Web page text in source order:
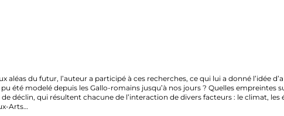
du futur, l’auteur a participé à ces recherches, ce qui lui a donné l’idée
depuis les Gallo-romains jusqu’à nos jours ? Quelles empreintes
qui résultent chacune de l’interaction de divers facteurs : le climat, les